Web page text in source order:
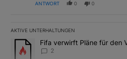
ANTWORT 0 0
AKTIVE UNTERHALTUNGEN
Das Folgende ist eine Liste der
Ein Trendartikel mit dem Titel "Fifa
Fifa verwirft Pläne für den
2